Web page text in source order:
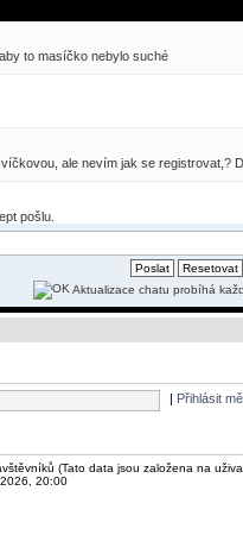
to masíčko nebylo suché
ale nevím jak se registrovat,?
pošlu.
Aktualizace chatu probíhá
Přihlásit
(Tato data jsou založena na
20:00